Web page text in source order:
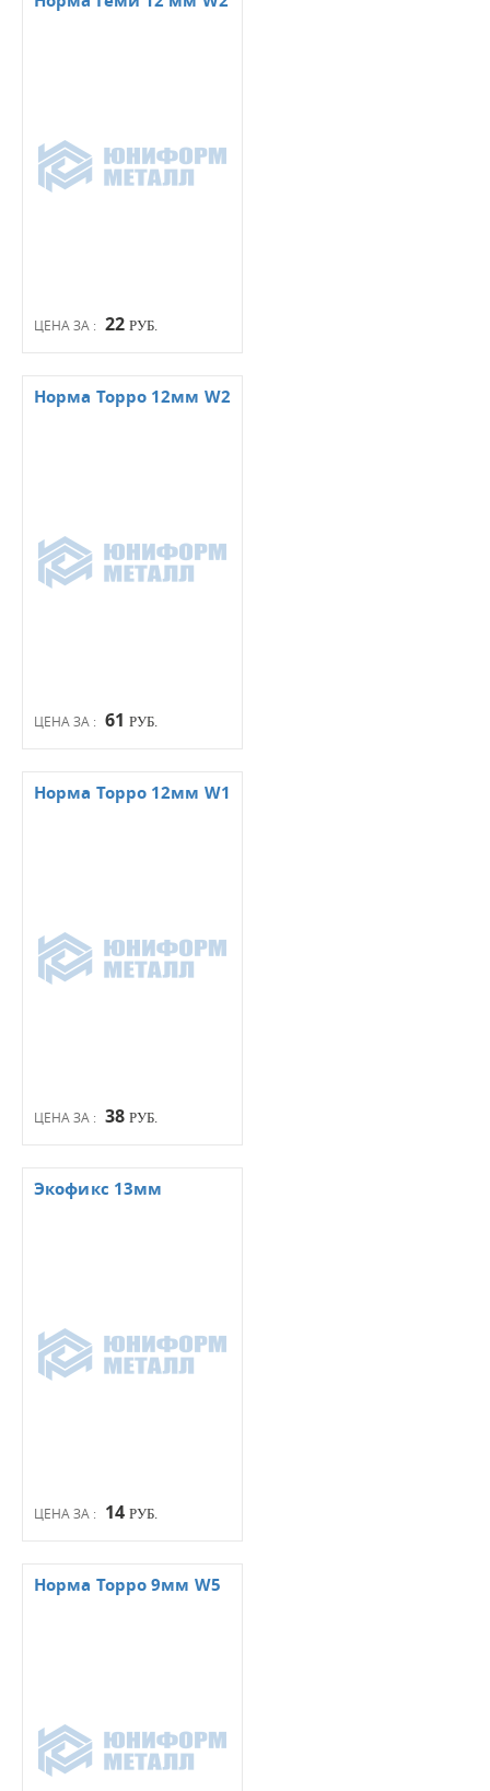
ЦЕНА ЗА : 22 РУБ.
ЦЕНА ЗА : 61 РУБ.
Норма Торро 12мм W2
ЦЕНА ЗА : 38 РУБ.
Норма Торро 12мм W1
ЦЕНА ЗА : 14 РУБ.
Экофикс 13мм
Норма Торро 9мм W5